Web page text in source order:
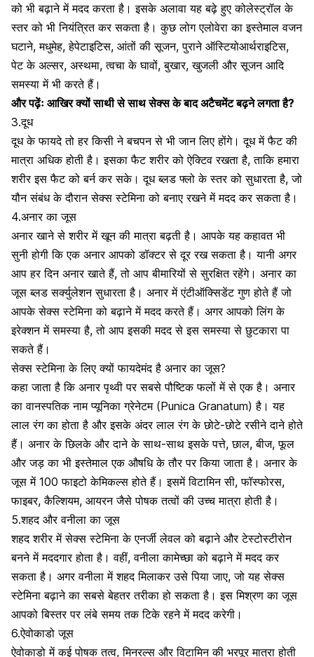
को भी बढ़ाने में मदद करता है। इसके अलावा यह बढ़े हुए कोलेस्ट्रॉल के
स्तर को भी नियंत्रित कर सकता है। कुछ लोग एलोवेरा का इस्तेमाल वजन
घटाने,मधुमेह,हेपेटाइटिस, आंतों की सूजन,पुराने ऑस्टियोआर्थराइटिस,
पेट के अल्सर, अस्थमा, त्वचा के घावों,बुखार, खुजली और सूजन आदि
समस्या में भी करते हैं।
और पढ़ेंः आखिर क्यों साथी से साथ सेक्स के बाद अटैचमेंट बढ़ने लगता है?
3.दूध
दूध के फायदे तो हर किसी ने बचपन से भी जान लिए होंगे। दूध में फैट की
मात्रा अधिक होती है। इसका फैट शरीर को ऐक्टिव रखता है, ताकि हमारा
शरीर इस फैट को बर्न कर सके। दूध ब्लड फ्लो के स्तर को सुधारता है, जो
यौन संबंध के दौरान सेक्स स्टेमिना को बनाए रखने में मदद कर सकता है।
4.अनार का जूस
अनार खाने से शरीर में खून की मात्रा बढ़ती है। आपके यह कहावत भी
सुनी होगी कि एक अनार आपको डॉक्टर से दूर रख सकता है। यानी अगर
आप हर दिन अनार खाते हैं, तो आप बीमारियों से सुरक्षित रहेंगे। अनार का
जूस ब्लड सर्क्युलेशन सुधारता है। अनार में एंटीऑक्सिडेंट गुण होते हैं जो
आपके सेक्स स्टेमिना को बढ़ाने में मदद करते हैं। अगर आपको लिंग के
इरेक्शन में समस्या है, तो आप इसकी मदद से इस समस्या से छुटकारा पा
सकते हैं।
सेक्स स्टेमिना के लिए क्यों फायदेमंद है अनार का जूस?
कहा जाता है कि अनार पृथ्वी पर सबसे पौष्टिक फलों में से एक है। अनार
का वानस्पतिक नाम प्यूनिका ग्रेनेटम (Punica Granatum) है। यह
लाल रंग का होता है और इसके अंदर लाल रंग के छोटे-छोटे रसीने दाने होते
हैं। अनार के छिलके और दाने के साथ-साथ इसके पत्ते, छाल, बीज, फूल
और जड़ का भी इस्तेमाल एक औषधि के तौर पर किया जाता है। अनार के
जूस में 100 फाइटो केमिकल्स होते हैं। इसमेंविटामिन सी, फॉस्फोरस,
फाइबर,कैल्शियम, आयरनजैसे पोषक तत्वों की उच्च मात्रा होती है।
5.शहद और वनीला का जूस
शहदशरीर में सेक्स स्टेमिना के एनर्जी लेवल को बढ़ाने और टेस्टोस्टीरोन
बनने में मददगार होता है। वहीं, वनीला कामेच्छा को बढ़ाने में मदद कर
सकता है। अगर वनीला में शहद मिलाकर उसे पिया जाए, जो यह सेक्स
स्टेमिना बढ़ाने का सबसे बेहतर तरीका हो सकता है। इस मिश्रण का जूस
आपको बिस्तर पर लंबे समय तक टिके रहने में मदद करेगी।
6.ऐवोकाडो जूस
ऐवोकाडो में कई पोषक तत्व, मिनरल्स औरविटामिनकी भरपूर मात्रा होती